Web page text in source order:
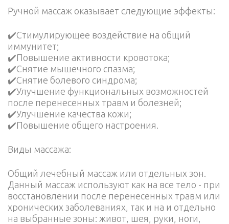
Ручной массаж оказывает следующие эффекты:
✔️Стимулирующее воздействие на общий
иммунитет;
✔️Повышение активности кровотока;
✔️Снятие мышечного спазма;
✔️Снятие болевого синдрома;
✔️Улучшение функциональных возможностей
после перенесенных травм и болезней;
✔️Улучшение качества кожи;
✔️Повышение общего настроения.
Виды массажа:
Общий лечебный массаж или отдельных зон.
Данный массаж используют как на все тело - при
восстановлении после перенесенных травм или
хронических заболеваниях, так и на и отдельно
на выбранные зоны: живот, шея, руки, ноги,